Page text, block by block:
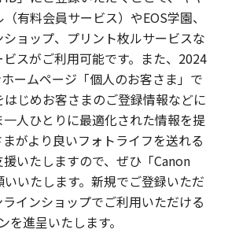
有料会員サービス）やEOS学園、
ョップ、プリント枚ルサービスな
スがご利用可能です。また、2024
ームページ「個人のお客さま」で
じめお客さまのご登録情報などに
人ひとりに最適化された情報を提
がより良いフォトライフを送れる
いたしますので、ぜひ「Canon
いたします。新規でご登録いただ
インショップでご利用いただける
を進呈いたします。